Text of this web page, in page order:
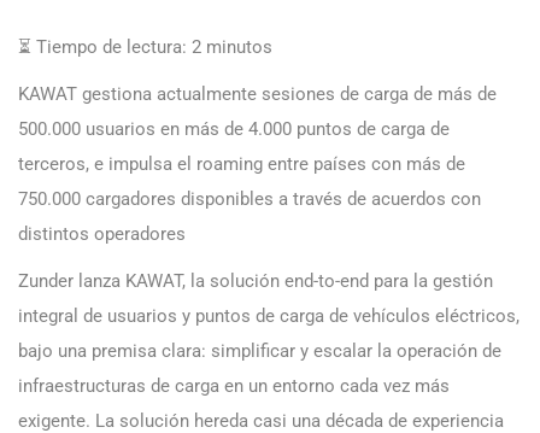
⏳ Tiempo de lectura: 2 minutos
KAWAT gestiona actualmente sesiones de carga de más de
500.000 usuarios en más de 4.000 puntos de carga de
terceros, e impulsa el roaming entre países con más de
750.000 cargadores disponibles a través de acuerdos con
distintos operadores
Zunder lanza KAWAT, la solución end-to-end para la gestión
integral de usuarios y puntos de carga de vehículos eléctricos,
bajo una premisa clara: simplificar y escalar la operación de
infraestructuras de carga en un entorno cada vez más
exigente. La solución hereda casi una década de experiencia